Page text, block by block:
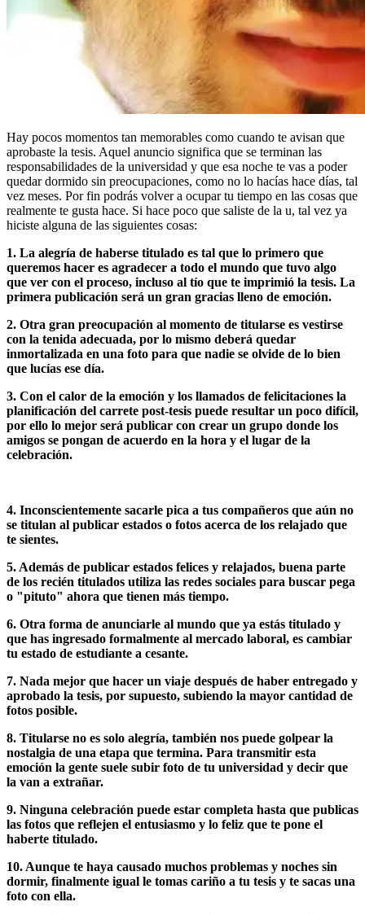
Hay pocos momentos tan memorables como cuando te avisan que
aprobaste la tesis. Aquel anuncio significa que se terminan las
responsabilidades de la universidad y que esa noche te vas a poder
quedar dormido sin preocupaciones, como no lo hacías hace días, tal
vez meses. Por fin podrás volver a ocupar tu tiempo en las cosas que
realmente te gusta hace. Si hace poco que saliste de la u, tal vez ya
hiciste alguna de las siguientes cosas:
1. La alegría de haberse titulado es tal que lo primero que
queremos hacer es agradecer a todo el mundo que tuvo algo
que ver con el proceso, incluso al tío que te imprimió la tesis. La
primera publicación será un gran gracias lleno de emoción.
2. Otra gran preocupación al momento de titularse es vestirse
con la tenida adecuada, por lo mismo deberá quedar
inmortalizada en una foto para que nadie se olvide de lo bien
que lucías ese día.
3. Con el calor de la emoción y los llamados de felicitaciones la
planificación del carrete post-tesis puede resultar un poco difícil,
por ello lo mejor será publicar con crear un grupo donde los
amigos se pongan de acuerdo en la hora y el lugar de la
celebración.
4. Inconscientemente sacarle pica a tus compañeros que aún no
se titulan al publicar estados o fotos acerca de los relajado que
te sientes.
5. Además de publicar estados felices y relajados, buena parte
de los recién titulados utiliza las redes sociales para buscar pega
o "pituto" ahora que tienen más tiempo.
6. Otra forma de anunciarle al mundo que ya estás titulado y
que has ingresado formalmente al mercado laboral, es cambiar
tu estado de estudiante a cesante.
7. Nada mejor que hacer un viaje después de haber entregado y
aprobado la tesis, por supuesto, subiendo la mayor cantidad de
fotos posible.
8. Titularse no es solo alegría, también nos puede golpear la
nostalgia de una etapa que termina. Para transmitir esta
emoción la gente suele subir foto de tu universidad y decir que
la van a extrañar.
9. Ninguna celebración puede estar completa hasta que publicas
las fotos que reflejen el entusiasmo y lo feliz que te pone el
haberte titulado.
10. Aunque te haya causado muchos problemas y noches sin
dormir, finalmente igual le tomas cariño a tu tesis y te sacas una
foto con ella.